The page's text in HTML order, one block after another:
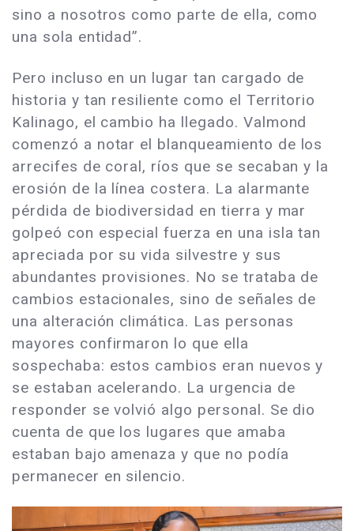
sino a nosotros como parte de ella, como
una sola entidad”.
Pero incluso en un lugar tan cargado de
historia y tan resiliente como el Territorio
Kalinago, el cambio ha llegado. Valmond
comenzó a notar el blanqueamiento de los
arrecifes de coral, ríos que se secaban y la
erosión de la línea costera. La alarmante
pérdida de biodiversidad en tierra y mar
golpeó con especial fuerza en una isla tan
apreciada por su vida silvestre y sus
abundantes provisiones. No se trataba de
cambios estacionales, sino de señales de
una alteración climática. Las personas
mayores confirmaron lo que ella
sospechaba: estos cambios eran nuevos y
se estaban acelerando. La urgencia de
responder se volvió algo personal. Se dio
cuenta de que los lugares que amaba
estaban bajo amenaza y que no podía
permanecer en silencio.